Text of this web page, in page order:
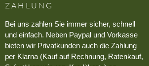
ZAHLUNG
Bei uns zahlen Sie immer sicher, schnell
und einfach. Neben Paypal und Vorkasse
bieten wir Privatkunden auch die Zahlung
per Klarna (Kauf auf Rechnung, Ratenkauf,